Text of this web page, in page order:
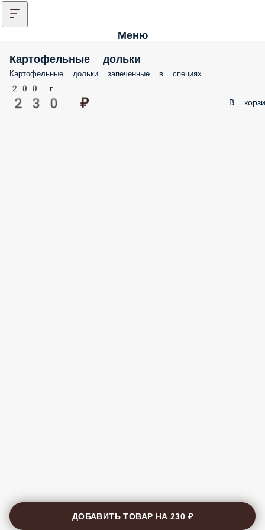
Меню
Картофельные дольки
Картофельные дольки запеченные в специях
200 г.
230 ₽ В
ДОБАВИТЬ ТОВАР НА230 ₽